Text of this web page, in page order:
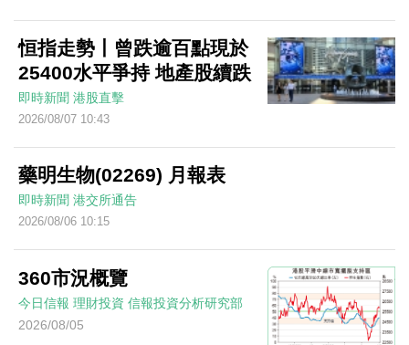
恒指走勢丨曾跌逾百點現於
25400水平爭持 地產股續跌
即時新聞 港股直擊
2026/08/07 10:43
藥明生物(02269) 月報表
即時新聞 港交所通告
2026/08/06 10:15
360市況概覽
今日信報 理財投資 信報投資分析研究部
2026/08/05